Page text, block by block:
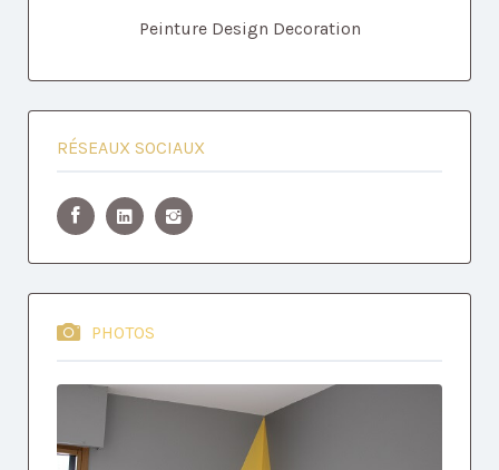
Peinture Design Decoration
RÉSEAUX SOCIAUX
PHOTOS